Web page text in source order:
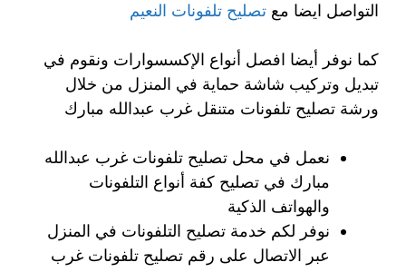
التواصل ايضا مع تصليح تلفونات النعيم
كما نوفر أيضا افصل أنواع الإكسسوارات ونقوم في
تبديل وتركيب شاشة حماية في المنزل من خلال
ورشة تصليح تلفونات متنقل غرب عبدالله مبارك
نعمل في محل تصليح تلفونات غرب عبدالله
مبارك في تصليح كفة أنواع التلفونات
والهواتف الذكية
نوفر لكم خدمة تصليح التلفونات في المنزل
عبر الاتصال على رقم تصليح تلفونات غرب